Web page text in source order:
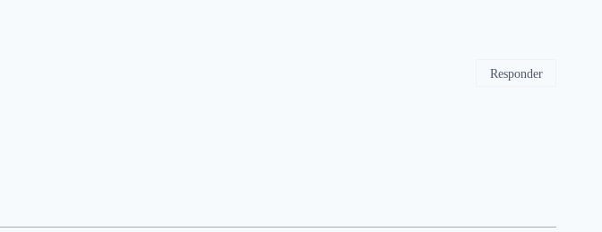
Responder